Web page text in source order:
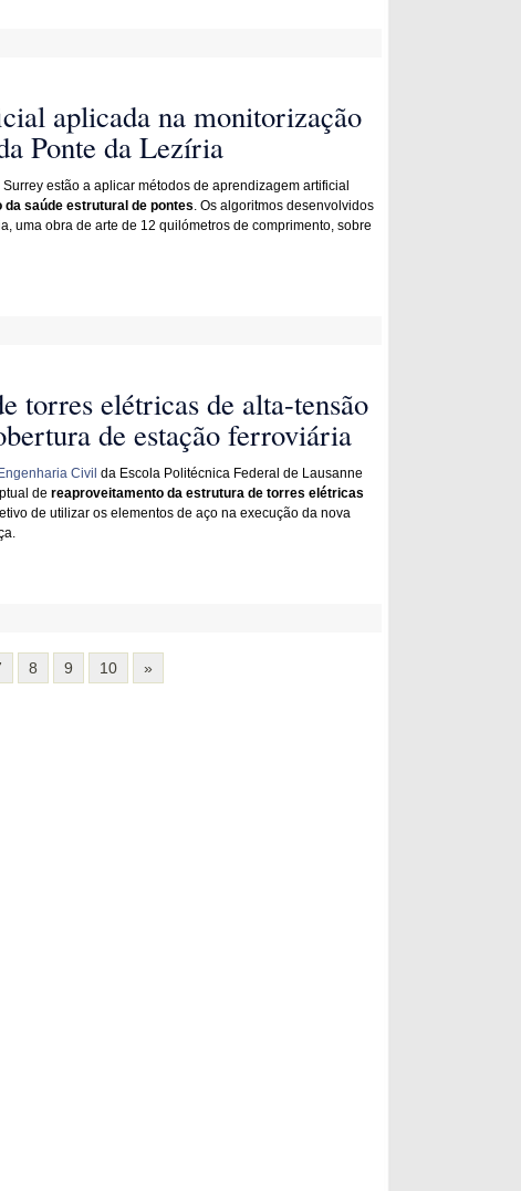
aplicada na monitorização
Ponte da Lezíria
estão a aplicar métodos de aprendizagem artificial
da saúde estrutural de pontes . Os algoritmos desenvolvidos
uma obra de arte de 12 quilómetros de comprimento, sobre
torres elétricas de alta-tensão
de estação ferroviária
Civil da Escola Politécnica Federal de Lausanne
de reaproveitamento da estrutura de torres elétricas
de utilizar os elementos de aço na execução da nova
8 9 10 »